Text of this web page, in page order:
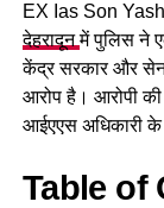
EX Ias Son
देहरादूनमें पुलिस ने
केंद्र सरकार और
आरोप है। आरोपी की
आईएएस अधिकारी
Table of